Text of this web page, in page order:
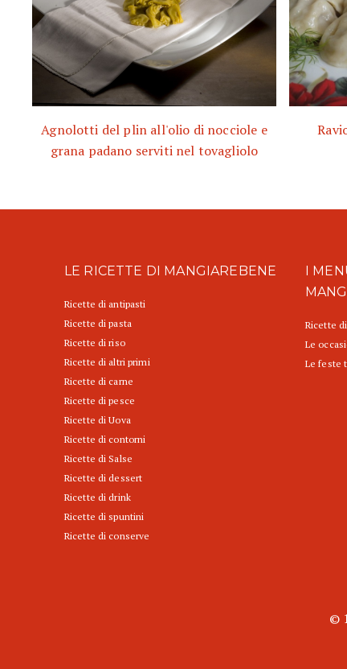
Agnolotti del plin all'olio di nocciole e
grana padano serviti nel tovagliolo
LE RICETTE DI MANGIAREBENE
Ricette di antipasti
Ricette di pasta
Ricette di riso
Ricette di altri primi
Ricette di carne
Ricette di pesce
Ricette di Uova
Ricette di contorni
Ricette di Salse
Ricette di dessert
Ricette di drink
Ricette di spuntini
Ricette di conserve
I
Ricette
Le
Le feste
©